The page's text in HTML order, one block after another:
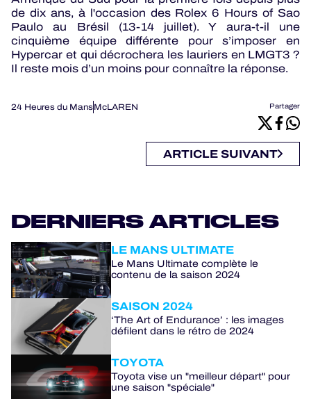
de dix ans, à l'occasion des Rolex 6 Hours of Sao
Paulo au Brésil (13-14 juillet). Y aura-t-il une
cinquième équipe différente pour s’imposer en
Hypercar et qui décrochera les lauriers en LMGT3 ?
Il reste mois d’un moins pour connaître la réponse.
24 Heures du MansMcLAREN Partager
ARTICLE SUIVANT
DERNIERS ARTICLES
LE MANS ULTIMATE
Le Mans Ultimate complète le
contenu de la saison 2024
SAISON 2024
‘The Art of Endurance’ : les images
défilent dans le rétro de 2024
TOYOTA
Toyota vise un "meilleur départ" pour
une saison "spéciale"